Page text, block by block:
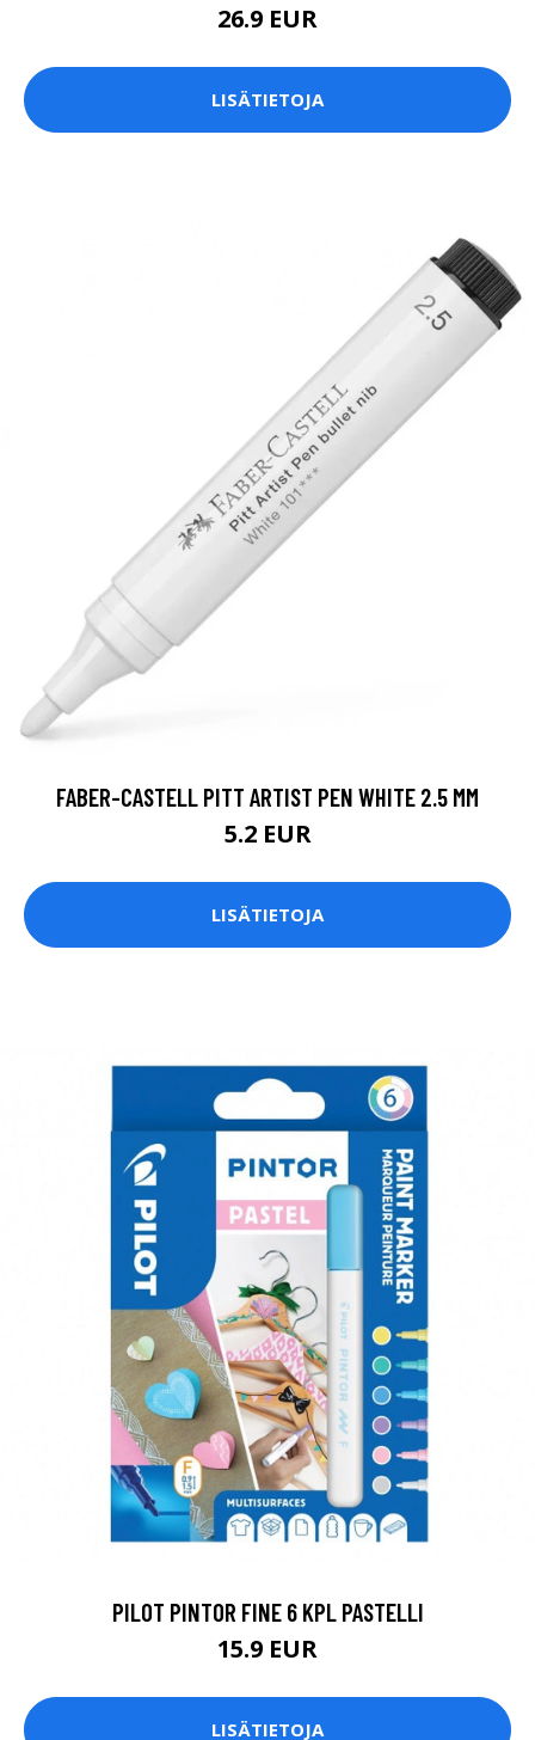
26.9 EUR
LISÄTIETOJA
FABER-CASTELL PITT ARTIST PEN WHITE 2.5 MM
5.2 EUR
LISÄTIETOJA
PILOT PINTOR FINE 6 KPL PASTELLI
15.9 EUR
LISÄTIETOJA